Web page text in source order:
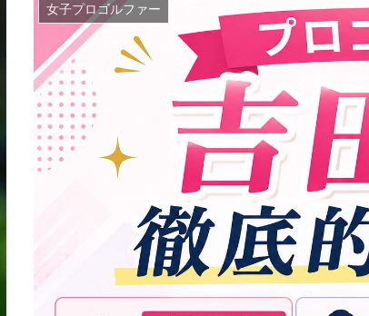
女子プロゴルファー